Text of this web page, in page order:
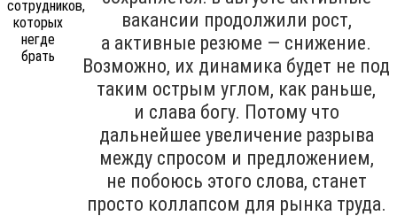
вакансии продолжили рост,
а активные резюме — снижение.
Возможно, их динамика будет не под
таким острым углом, как раньше,
и слава богу. Потому что
дальнейшее увеличение разрыва
между спросом и предложением,
не побоюсь этого слова, станет
просто коллапсом для рынка труда.